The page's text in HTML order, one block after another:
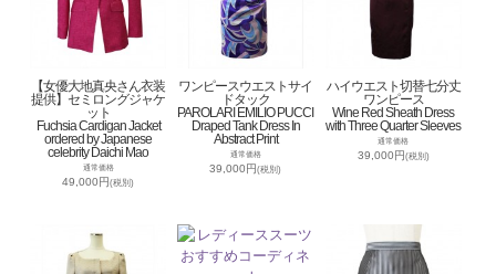
【女優大地真央さん衣装
提供】セミロングジャケ
ット
Fuchsia Cardigan Jacket
ordered by Japanese
celebrity Daichi Mao
通常価格
49,000円(税別)
ワンピースウエストサイ
ドタック
PAROLARI EMILIO PUCCI
Draped Tank Dress In
Abstract Print
通常価格
39,000円(税別)
ハイウエスト切替七分丈
ワンピース
Wine Red Sheath Dress
with Three Quarter Sleeves
通常価格
39,000円(税別)